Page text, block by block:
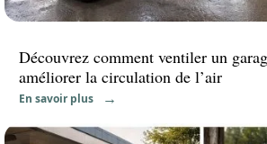
Découvrez comment ventiler un
améliorer la circulation de l’air
En savoir plus